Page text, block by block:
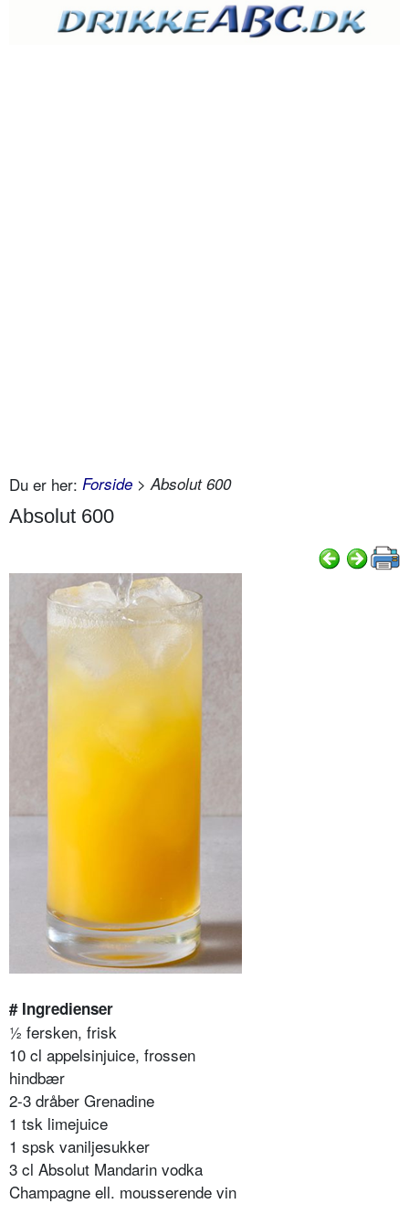
Du er her: Forside > Absolut 600
Absolut 600
# Ingredienser
½ fersken, frisk
10 cl appelsinjuice, frossen
hindbær
2-3 dråber Grenadine
1 tsk limejuice
1 spsk vaniljesukker
3 cl Absolut Mandarin vodka
Champagne ell. mousserende vin